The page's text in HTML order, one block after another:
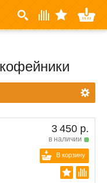
3 450 р.
в наличии
В корзину